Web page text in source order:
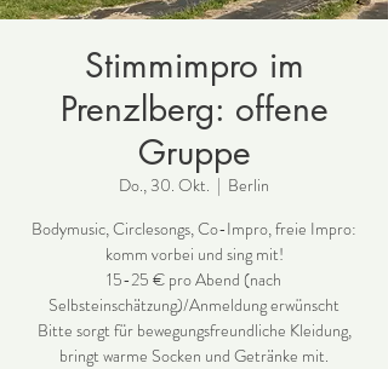
Stimmimpro im
Prenzlberg: offene
Gruppe
Do., 30. Okt.
  |
Berlin
Bodymusic, Circlesongs, Co-Impro, freie Impro:
komm vorbei und sing mit!
15-25 € pro Abend (nach
Selbsteinschätzung)/Anmeldung erwünscht
Bitte sorgt für bewegungsfreundliche Kleidung,
bringt warme Socken und Getränke mit.